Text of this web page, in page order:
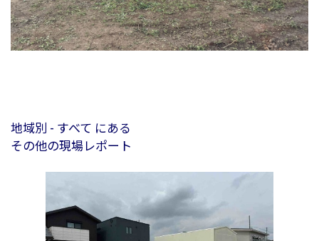
地域別 - すべて にある
その他の現場レポート